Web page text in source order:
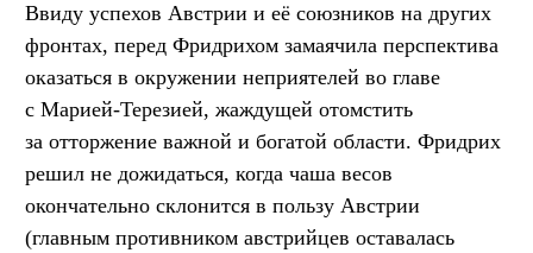
Ввиду успехов Австрии и её союзников на других
фронтах, перед Фридрихом замаячила перспектива
оказаться в окружении неприятелей во главе
с Марией-Терезией, жаждущей отомстить
за отторжение важной и богатой области. Фридрих
решил не дожидаться, когда чаша весов
окончательно склонится в пользу Австрии
(главным противником австрийцев оставалась